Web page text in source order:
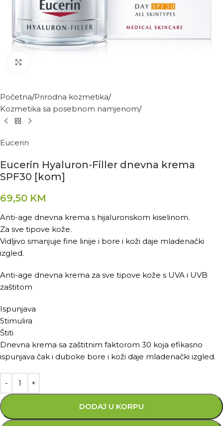
Početna Prirodna kozmetika
Kozmetika sa posebnom namjenom
Eucerin
Eucerin Hyaluron-Filler dnevna krema
SPF30 [kom]
69,50 KM
Anti-age dnevna krema s hijaluronskom kiselinom.
Za sve tipove kože.
Vidljivo smanjuje fine linije i bore i koži daje mladenački
izgled.
Anti-age dnevna krema za sve tipove kože s UVA i UVB
zaštitom
Ispunjava
Stimulira
Štiti
Dnevna krema sa zaštitnim faktorom 30 koja efikasno
ispunjava čak i duboke bore i koži daje mladenački izgled.
DODAJ U KORPU